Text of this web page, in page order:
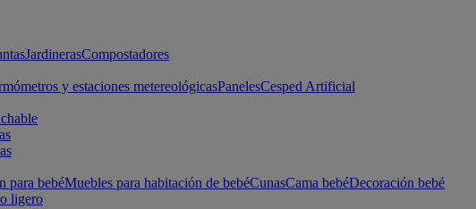
JardinerasCompostadores
y estaciones metereológicasPanelesCesped Artificial
para bebéMuebles para habitación de bebéCunasCama bebéDecoración bebé
ligero